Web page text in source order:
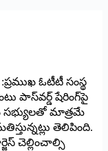
ఓటీటీ సంస్థ
పాస్‌వర్డ్ ‌షేరింగ్‌పై
సభ్యులతో మాత్రమే
తెలిపింది.
‌చెల్లించాల్సి